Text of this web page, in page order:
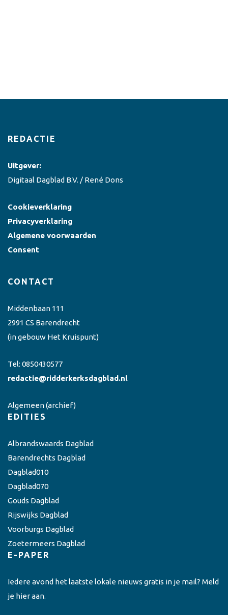
REDACTIE
Uitgever:
Digitaal Dagblad B.V. / René Dons
Cookieverklaring
Privacyverklaring
Algemene voorwaarden
Consent
CONTACT
Middenbaan 111
2991 CS Barendrecht
(in gebouw Het Kruispunt)
Tel: 0850430577
redactie@ridderkerksdagblad.nl
Algemeen(archief)
EDITIES
Albrandswaards Dagblad
Barendrechts Dagblad
Dagblad010
Dagblad070
Gouds Dagblad
Rijswijks Dagblad
Voorburgs Dagblad
Zoetermeers Dagblad
E-PAPER
Iedere avond het laatste lokale nieuws gratis in je mail? Meld
je hier aan.